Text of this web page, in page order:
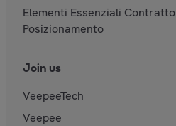
Elementi Essenziali
Posizionamento
Join us
VeepeeTech
Veepee